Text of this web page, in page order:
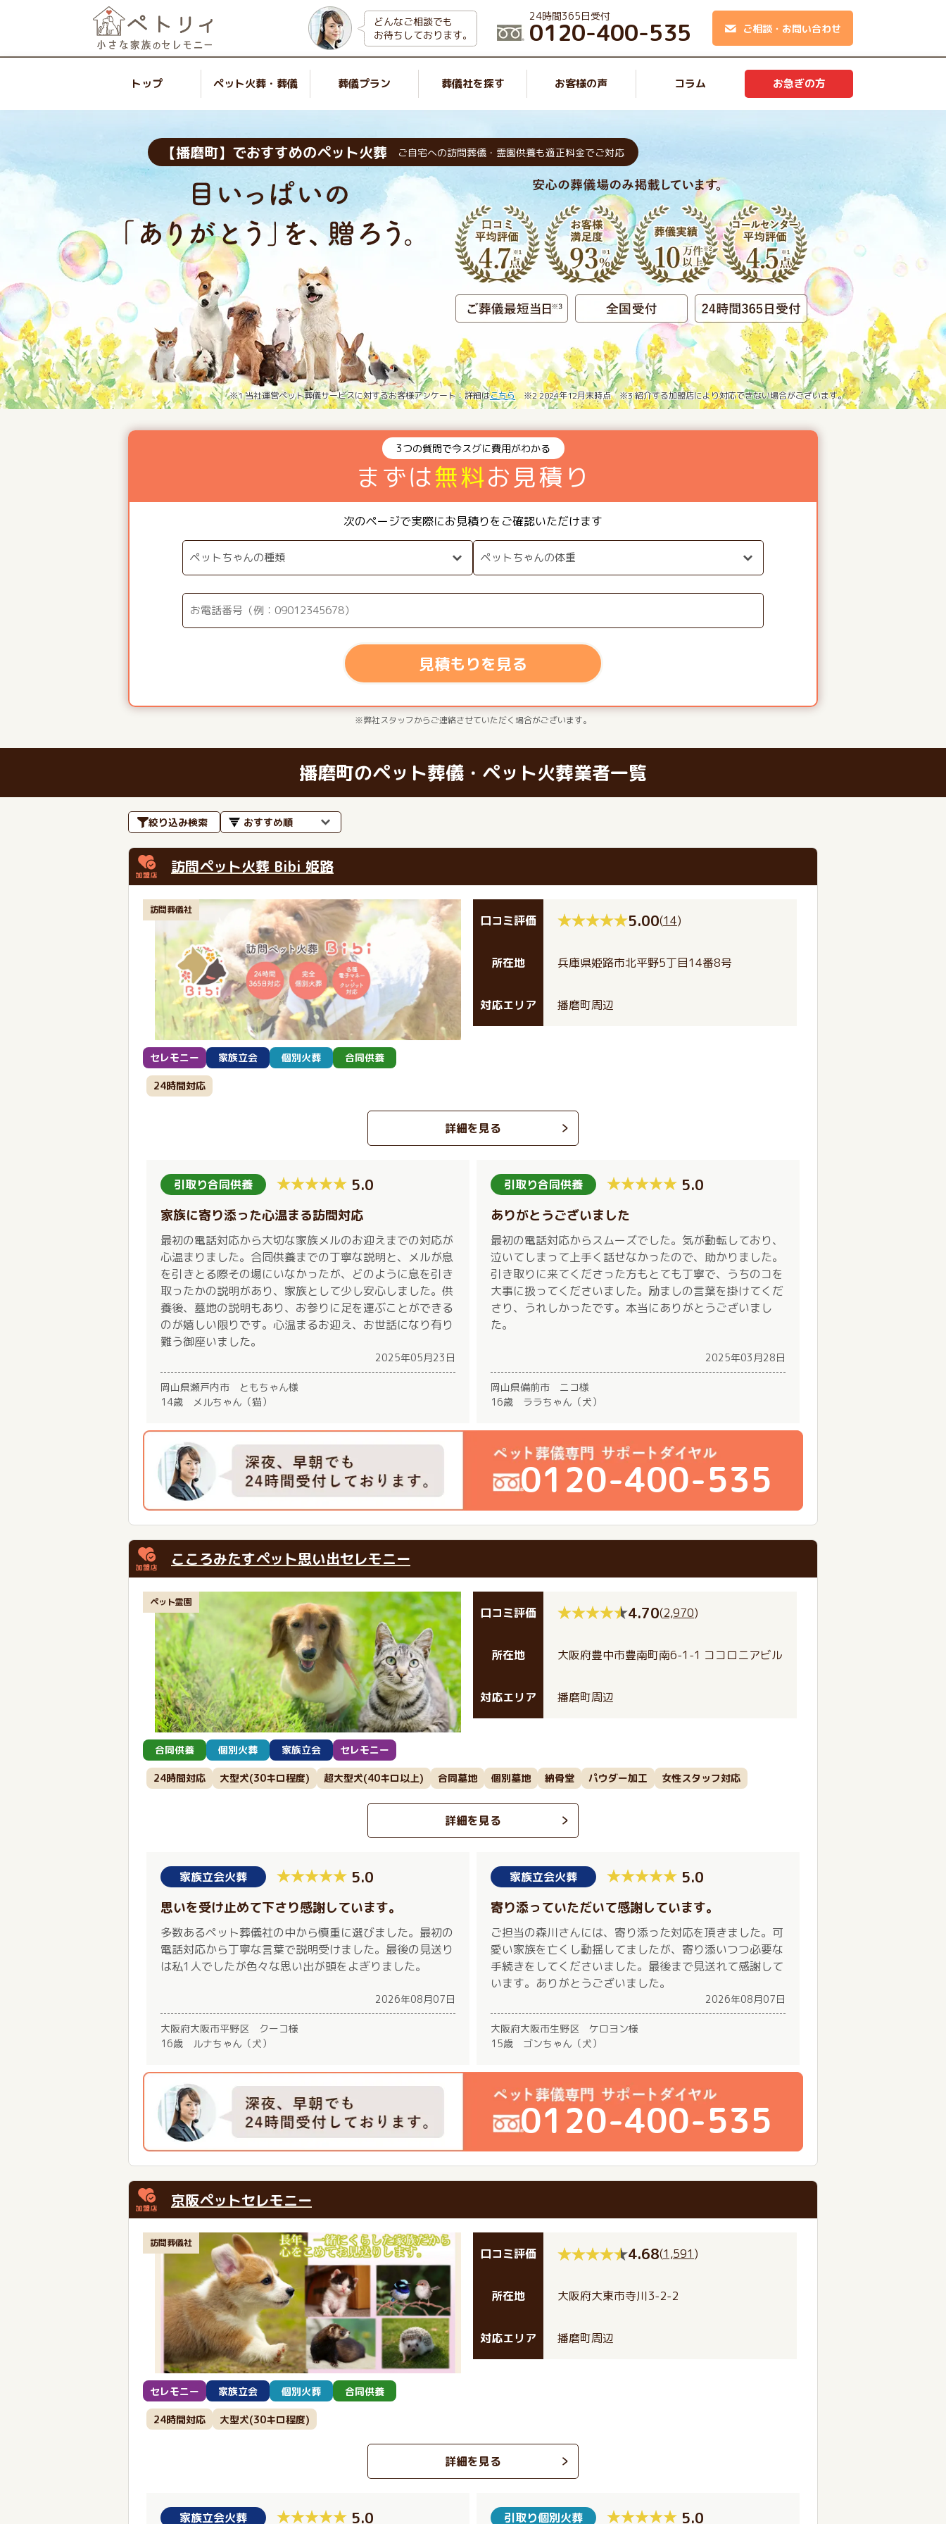
どんなご相談でも
お待ちしております。
24時間365日受付
0120-400-535 ご相談・お問い合わせ
トップ ペット火葬・葬儀 葬儀プラン 葬儀社を探す お客様の声 コラム お急ぎの方
【播磨町】でおすすめのペット火葬 ご自宅への訪問葬儀・霊園供養も適正料金でご対応
※1 当社運営ペット葬儀サービスに対するお客様アンケート：詳細はこちら※2 2024年12月末時点 ※3 紹介する加盟店により対応できない場合がございます。
3つの質問で今スグに費用がわかる
まずは無料お見積り
次のページで実際にお見積りをご確認いただけます
見積もりを見る
※弊社スタッフからご連絡させていただく場合がございます。
播磨町のペット葬儀・ペット火葬業者一覧
絞り込み検索
訪問ペット火葬 Bibi 姫路
訪問葬儀社
口コミ評価 5.00(14)
所在地 兵庫県姫路市北平野5丁目14番8号
対応エリア 播磨町周辺
セレモニー 家族立会 個別火葬 合同供養
24時間対応
詳細を見る
引取り合同供養 5.0
家族に寄り添った心温まる訪問対応
最初の電話対応から大切な家族メルのお迎えまでの対応が
心温まりました。合同供養までの丁寧な説明と、メルが息
を引きとる際その場にいなかったが、どのように息を引き
取ったかの説明があり、家族として少し安心しました。供
養後、墓地の説明もあり、お参りに足を運ぶことができる
のが嬉しい限りです。心温まるお迎え、お世話になり有り
難う御座いました。
2025年05月23日
岡山県瀬戸内市 ともちゃん様
14歳 メルちゃん（猫）
引取り合同供養 5.0
ありがとうございました
最初の電話対応からスムーズでした。気が動転しており、
泣いてしまって上手く話せなかったので、助かりました。
引き取りに来てくださった方もとても丁寧で、うちのコを
大事に扱ってくださいました。励ましの言葉を掛けてくだ
さり、うれしかったです。本当にありがとうございまし
た。
2025年03月28日
岡山県備前市 ニコ様
16歳 ララちゃん（犬）
0120-400-535
こころみたすペット思い出セレモニー
ペット霊園
口コミ評価 4.70(2,970)
所在地 大阪府豊中市豊南町南6-1-1 ココロニアビル
対応エリア 播磨町周辺
合同供養 個別火葬 家族立会 セレモニー
24時間対応 大型犬(30キロ程度) 超大型犬(40キロ以上) 合同墓地 個別墓地 納骨堂 パウダー加工 女性スタッフ対応
詳細を見る
家族立会火葬 5.0
思いを受け止めて下さり感謝しています。
多数あるペット葬儀社の中から慎重に選びました。最初の
電話対応から丁寧な言葉で説明受けました。最後の見送り
は私1人でしたが色々な思い出が頭をよぎりました。
2026年08月07日
大阪府大阪市平野区 クーコ様
16歳 ルナちゃん（犬）
家族立会火葬 5.0
寄り添っていただいて感謝しています。
ご担当の森川さんには、寄り添った対応を頂きました。可
愛い家族を亡くし動揺してましたが、寄り添いつつ必要な
手続きをしてくださいました。最後まで見送れて感謝して
います。ありがとうございました。
2026年08月07日
大阪府大阪市生野区 ケロヨン様
15歳 ゴンちゃん（犬）
0120-400-535
京阪ペットセレモニー
訪問葬儀社
口コミ評価 4.68(1,591 )
所在地 大阪府大東市寺川3-2-2
対応エリア 播磨町周辺
セレモニー 家族立会 個別火葬 合同供養
24時間対応 大型犬(30キロ程度)
詳細を見る
家族立会火葬 5.0 引取り個別火葬 5.0